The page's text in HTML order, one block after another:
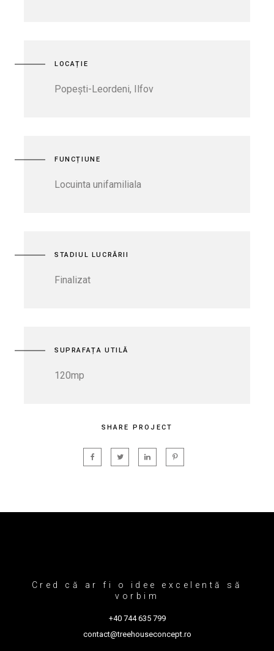
LOCAȚIE
Popești-Leordeni, Ilfov
FUNCȚIUNE
Locuinta unifamiliala
STADIUL LUCRĂRII
Finalizat
SUPRAFAȚA UTILĂ
120mp
SHARE PROJECT
Cred că ar fi o idee excelentă să
vorbim
+40 744 635 799
contact@treehouseconcept.ro